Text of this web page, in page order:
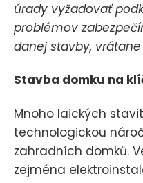
úrady vyžadovať
problémov
danej stavby,
Stavba domku na
Mnoho laických
technologickou
zahradních domků.
zejména